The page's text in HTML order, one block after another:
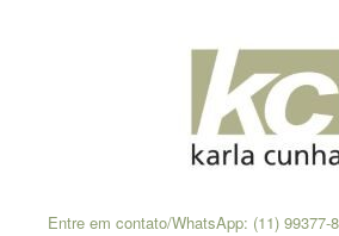
Entre em contato/WhatsApp: (11) 99377-